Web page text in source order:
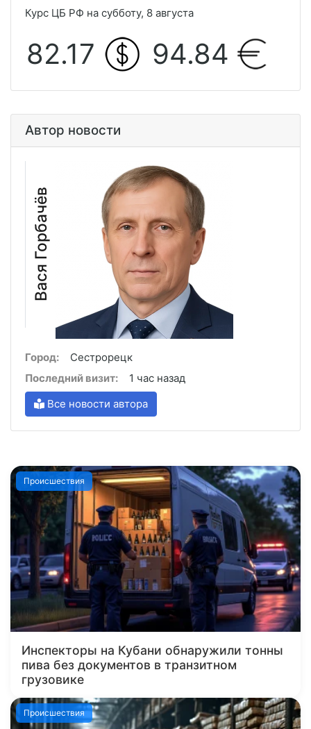
Курс ЦБ РФ на субботу, 8 августа
82.17 94.84
Автор новости
Вася Горбачёв
Город:
Сестрорецк
Последний визит:
1 час назад
Все новости автора
Происшествия
Инспекторы на Кубани обнаружили тонны
пива без документов в транзитном
грузовике
Происшествия